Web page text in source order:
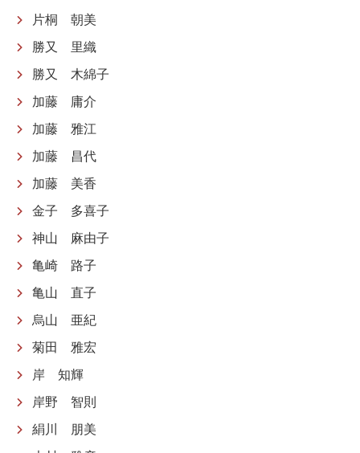
片桐 朝美
勝又 里織
勝又 木綿子
加藤 庸介
加藤 雅江
加藤 昌代
加藤 美香
金子 多喜子
神山 麻由子
亀崎 路子
亀山 直子
烏山 亜紀
菊田 雅宏
岸 知輝
岸野 智則
絹川 朋美